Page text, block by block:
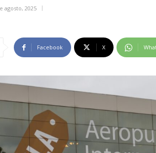
agosto, 2025
Facebook X